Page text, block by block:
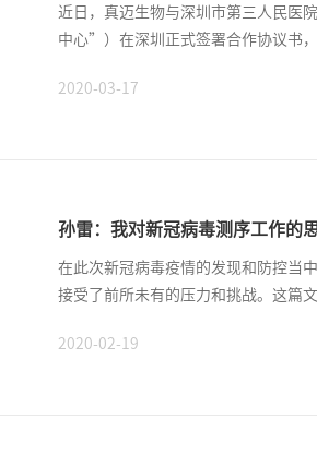
近日，真迈生物与深圳市第三人民
中心”）在深圳正式签署合作协议书
2020-03-17
孙雷：我对新冠病毒测序工作的
在此次新冠病毒疫情的发现和防控当
接受了前所未有的压力和挑战。这篇
2020-02-19